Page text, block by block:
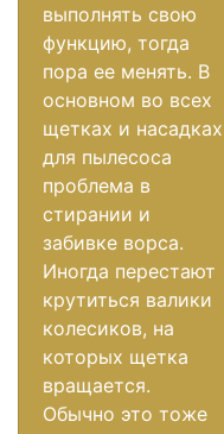
выполнять свою
функцию, тогда
пора ее менять. В
основном во всех
щетках и насадках
для пылесоса
проблема в
стирании и
забивке ворса.
Иногда перестают
крутиться валики
колесиков, на
которых щетка
вращается.
Обычно это тоже